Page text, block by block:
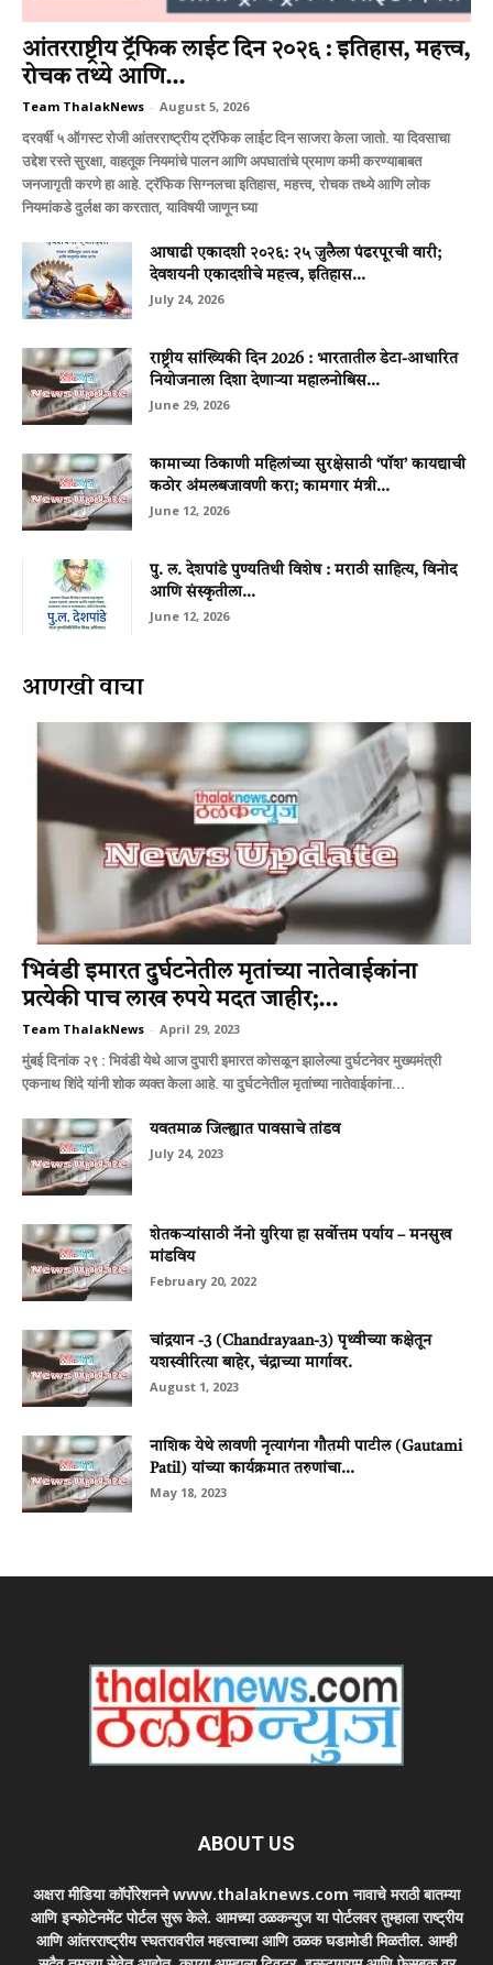
आंतरराष्ट्रीय ट्रॅफिक लाईट दिन २०२६ : इतिहास, महत्त्व,
रोचक तथ्ये आणि...
Team ThalakNews - August 5, 2026
दरवर्षी ५ ऑगस्ट रोजी आंतरराष्ट्रीय ट्रॅफिक लाईट दिन साजरा केला जातो. या दिवसाचा
उद्देश रस्ते सुरक्षा, वाहतूक नियमांचे पालन आणि अपघातांचे प्रमाण कमी करण्याबाबत
जनजागृती करणे हा आहे. ट्रॅफिक सिग्नलचा इतिहास, महत्त्व, रोचक तथ्ये आणि लोक
नियमांकडे दुर्लक्ष का करतात, याविषयी जाणून घ्या
आषाढी एकादशी २०२६: २५ जुलैला पंढरपूरची वारी;
देवशयनी एकादशीचे महत्त्व, इतिहास...
July 24, 2026
राष्ट्रीय सांख्यिकी दिन 2026 : भारतातील डेटा-आधारित
नियोजनाला दिशा देणाऱ्या महालनोबिस...
June 29, 2026
कामाच्या ठिकाणी महिलांच्या सुरक्षेसाठी ‘पॉश’ कायद्याची
कठोर अंमलबजावणी करा; कामगार मंत्री...
June 12, 2026
पु. ल. देशपांडे पुण्यतिथी विशेष : मराठी साहित्य, विनोद
आणि संस्कृतीला...
June 12, 2026
आणखी वाचा
भिवंडी इमारत दुर्घटनेतील मृतांच्या नातेवाईकांना
प्रत्येकी पाच लाख रुपये मदत जाहीर;...
Team ThalakNews - April 29, 2023
मुंबई दिनांक २९ : भिवंडी येथे आज दुपारी इमारत कोसळून झालेल्या दुर्घटनेवर मुख्यमंत्री
एकनाथ शिंदे यांनी शोक व्यक्त केला आहे. या दुर्घटनेतील मृतांच्या नातेवाईकांना...
यवतमाळ जिल्‍ह्यात पावसाचे तांडव
July 24, 2023
शेतकऱ्यांसाठी नॅनो युरिया हा सर्वोत्तम पर्याय – मनसुख
मांडविय
February 20, 2022
चांद्रयान -3 (Chandrayaan-3) पृथ्वीच्या कक्षेतून
यशस्वीरित्या बाहेर, चंद्राच्या मार्गावर.
August 1, 2023
नाशिक येथे लावणी नृत्‍यागंना गौतमी पाटील (Gautami
Patil) यांच्‍या कार्यक्रमात तरुणांचा...
May 18, 2023
ABOUT US
अक्षरा मीडिया कॉर्पोरेशनने www.thalaknews.com नावाचे मराठी बातम्या
आणि इन्फोटेनमेंट पोर्टल सुरू केले. आमच्या ठळकन्युज या पोर्टलवर तुम्हाला राष्ट्रीय
आणि आंतरराष्ट्रीय स्घतरावरील महत्वाच्या आणि ठळक घडामोडी मिळतील. आम्ही